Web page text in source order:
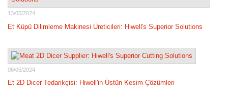
13/05/2024
Et Küpü Dilimleme Makinesi Üreticileri: Hiwell's Superior Solutions
08/05/2024
Et 2D Dicer Tedarikçisi: Hiwell'in Üstün Kesim Çözümleri